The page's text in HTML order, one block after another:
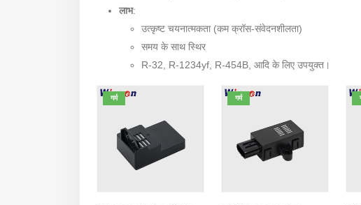
लाभ:
उत्कृष्ट चयनात्मकता (कम क्रॉस-संवेदनशीलता)
समय के साथ स्थिर
R-32, R-1234yf, R-454B, आदि के लिए उपयुक्त।
गर्म गर्म